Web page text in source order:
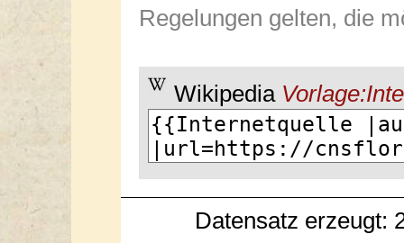
Regelungen gelten, die
Wikipedia
Datensatz erzeugt: